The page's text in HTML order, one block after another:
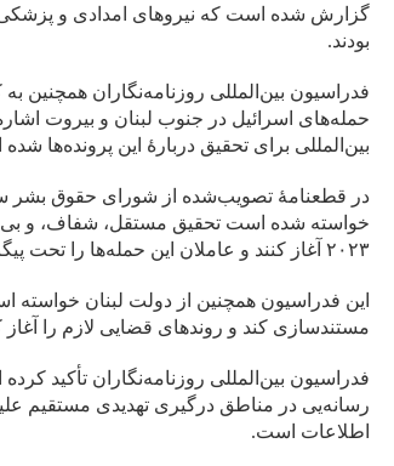
گزارش شده است که نیروهای امدادی و
بودند.
فدراسیون بین‌المللی روزنامه‌نگاران همچنین
حمله‌های اسرائیل در جنوب لبنان و بیروت
بین‌المللی برای تحقیق دربارهٔ این پرونده‌ها
در قطعنامهٔ تصویب‌شده از شورای حقوق بشر
خواسته شده است تحقیق مستقل، شفاف، و
۲۰۲۳ آغاز کنند و عاملان این حمله‌ها را تحت پیگرد قرار دهند.
این فدراسیون همچنین از دولت لبنان خواسته
مستندسازی کند و روندهای قضایی لازم را آغاز
فدراسیون بین‌المللی روزنامه‌نگاران تأکید
رسانه‌یی در مناطق درگیری تهدیدی مستقیم
اطلاعات است.